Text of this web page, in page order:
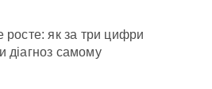
росте: як за три цифри
діагноз самому